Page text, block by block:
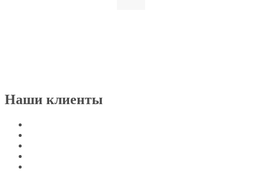
Наши клиенты